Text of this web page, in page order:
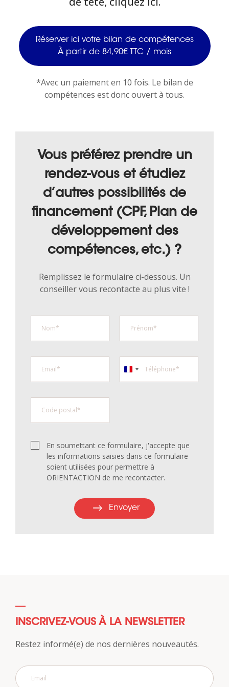
Réserver ici votre bilan de compétences
À partir de 84,90€ TTC / mois
*Avec un paiement en 10 fois. Le bilan de
compétences est donc ouvert à tous.
Vous préférez prendre un
rendez-vous et étudiez
d’autres possibilités de
financement (CPF, Plan de
développement des
compétences, etc.) ?
Remplissez le formulaire ci-dessous. Un
conseiller vous recontacte au plus vite !
En soumettant ce formulaire, j'accepte que
les informations saisies dans ce formulaire
soient utilisées pour permettre à
ORIENTACTION de me recontacter.
Envoyer
INSCRIVEZ-VOUS À LA NEWSLETTER
Restez informé(e) de nos dernières nouveautés.